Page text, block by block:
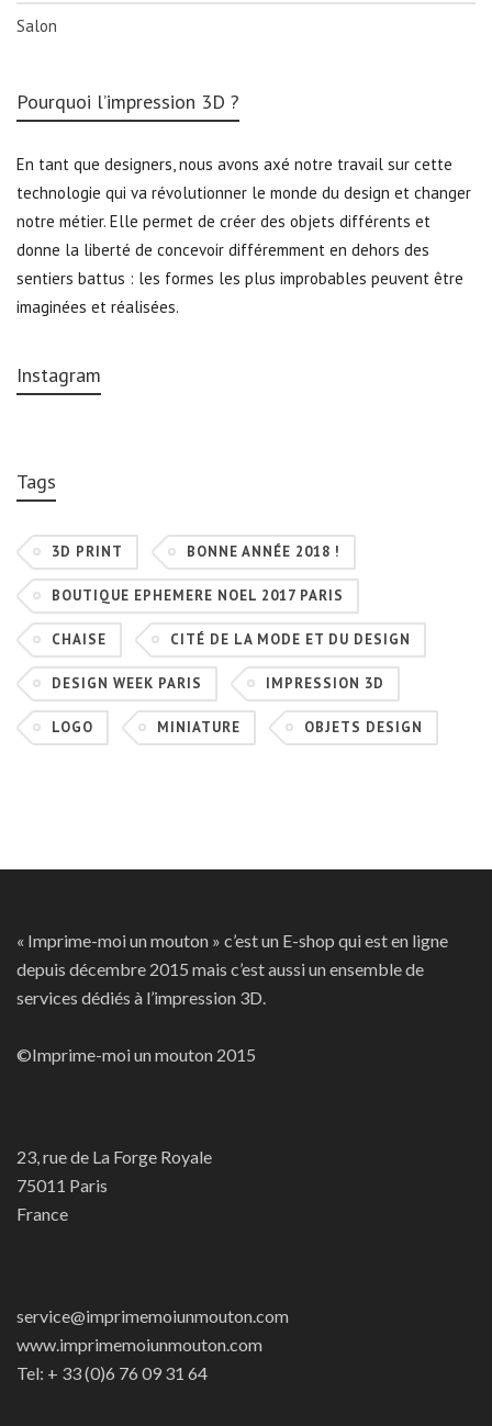
Salon
Pourquoi l’impression 3D ?
En tant que designers, nous avons axé notre travail sur cette
technologie qui va révolutionner le monde du design et changer
notre métier. Elle permet de créer des objets différents et
donne la liberté de concevoir différemment en dehors des
sentiers battus : les formes les plus improbables peuvent être
imaginées et réalisées.
Instagram
Tags
3D PRINT BONNE ANNÉE 2018 !
BOUTIQUE EPHEMERE NOEL 2017 PARIS
CHAISE CITÉ DE LA MODE ET DU DESIGN
DESIGN WEEK PARIS IMPRESSION 3D
LOGO MINIATURE OBJETS DESIGN
« Imprime-moi un mouton » c’est un E-shop qui est en ligne
depuis décembre 2015 mais c’est aussi un ensemble de
services dédiés à l’impression 3D.
©Imprime-moi un mouton 2015
23, rue de La Forge Royale
75011 Paris
France
service@imprimemoiunmouton.com
www.imprimemoiunmouton.com
Tel: + 33 (0)6 76 09 31 64